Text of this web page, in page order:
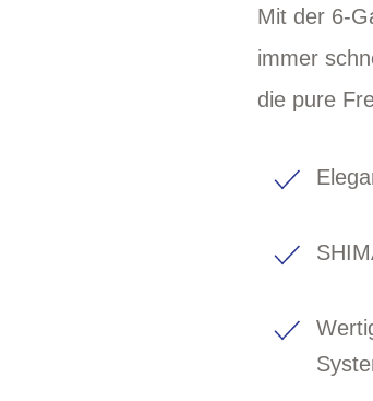
Mit der 6-
immer
die pure